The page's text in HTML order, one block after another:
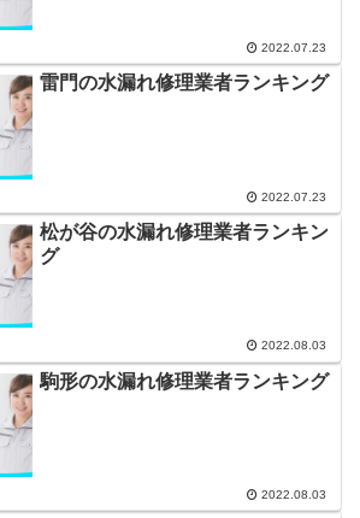
2022.07.23
雷門の水漏れ修理業者ランキング
2022.07.23
松が谷の水漏れ修理業者ランキン
グ
2022.08.03
駒形の水漏れ修理業者ランキング
2022.08.03